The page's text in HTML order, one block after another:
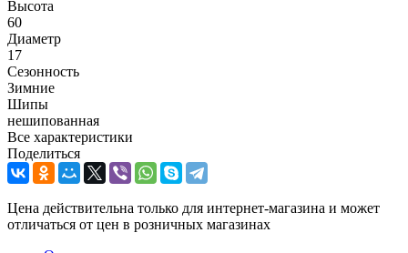
Высота
60
Диаметр
17
Сезонность
Зимние
Шипы
нешипованная
Все характеристики
Поделиться
Цена действительна только для интернет-магазина и может
отличаться от цен в розничных магазинах